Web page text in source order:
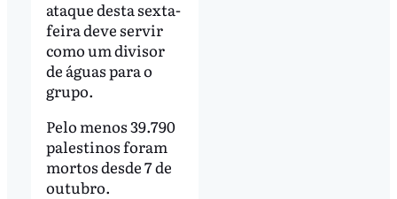
ataque desta sexta-
feira deve servir
como um divisor
de águas para o
grupo.
Pelo menos 39.790
palestinos foram
mortos desde 7 de
outubro.